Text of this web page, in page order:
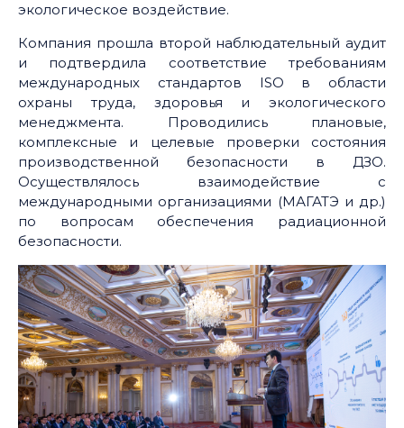
экологическое воздействие.
Компания прошла второй наблюдательный аудит
и подтвердила соответствие требованиям
международных стандартов ISO в области
охраны труда, здоровья и экологического
менеджмента. Проводились плановые,
комплексные и целевые проверки состояния
производственной безопасности в ДЗО.
Осуществлялось взаимодействие с
международными организациями (МАГАТЭ и др.)
по вопросам обеспечения радиационной
безопасности.